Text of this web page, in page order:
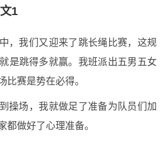
1
，我们又迎来了跳长绳比赛，这规
是跳得多就赢。我班派出五男五女
比赛是势在必得。
操场，我就做足了准备为队员们加
都做好了心理准备。